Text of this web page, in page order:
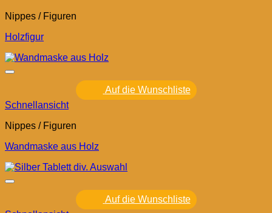
Nippes / Figuren
Holzfigur
Auf die Wunschliste
Schnellansicht
Nippes / Figuren
Wandmaske aus Holz
Auf die Wunschliste